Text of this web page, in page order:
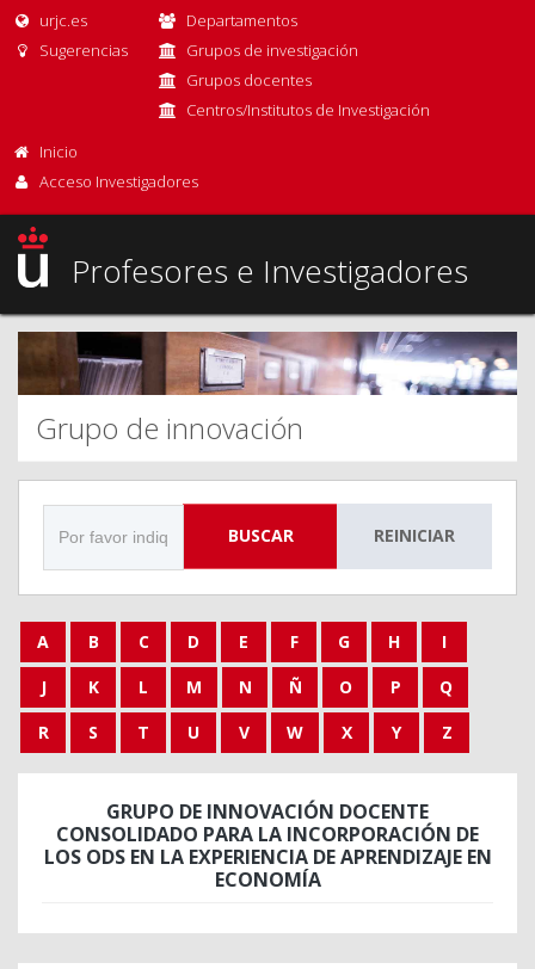
urjc.es
Sugerencias
Departamentos
Grupos de investigación
Grupos docentes
Centros/Institutos de Investigación
Inicio
Acceso Investigadores
Profesores e Investigadores
Grupo de innovación
BUSCAR REINICIAR
A B C D E F G H
I
J
K L M N Ñ O P
Q
R
S T U V W X Y Z
GRUPO DE INNOVACIÓN DOCENTE
CONSOLIDADO PARA LA INCORPORACIÓN DE
LOS ODS EN LA EXPERIENCIA DE APRENDIZAJE EN
ECONOMÍA